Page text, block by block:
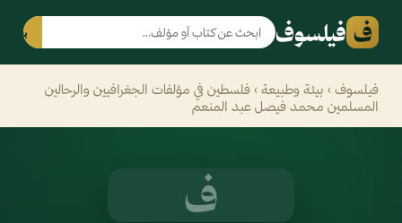
ف فيلسوف بحث
فيلسوف › بيئة وطبيعة › فلسطين في مؤلفات الجغرافيين والرحالين
المسلمين محمد فيصل عبد المنعم
ف